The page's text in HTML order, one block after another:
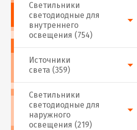
Источники
света (359)
Светильники
светодиодные для
внутреннего
освещения (754)
Светильники
светодиодные для
наружного
освещения (219)